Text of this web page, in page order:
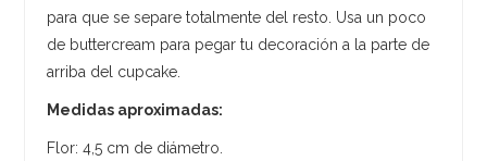
para que se separe totalmente del resto. Usa un poco
de buttercream para pegar tu decoración a la parte de
arriba del cupcake.
Medidas aproximadas:
Flor: 4,5 cm de diámetro.